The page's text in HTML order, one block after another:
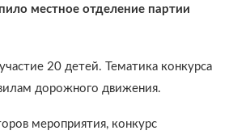
местное отделение партии
20 детей. Тематика конкурса
дорожного движения.
мероприятия, конкурс